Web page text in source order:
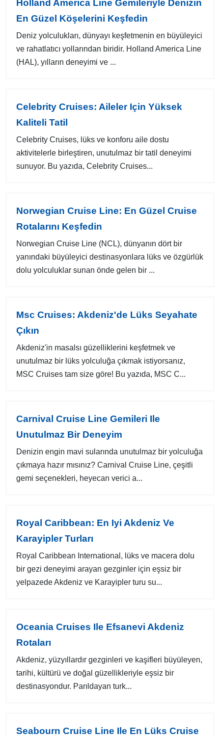
Holland America Line Gemileriyle Denizin
En Güzel Köşelerini Keşfedin
Deniz yolculukları, dünyayı keşfetmenin en büyüleyici
ve rahatlatıcı yollarından biridir. Holland America Line
(HAL), yılların deneyimi ve ...
Celebrity Cruises: Aileler Için Yüksek
Kaliteli Tatil
Celebrity Cruises, lüks ve konforu aile dostu
aktivitelerle birleştiren, unutulmaz bir tatil deneyimi
sunuyor. Bu yazıda, Celebrity Cruises...
Norwegian Cruise Line: En Güzel Cruise
Rotalarını Keşfedin
Norwegian Cruise Line (NCL), dünyanın dört bir
yanındaki büyüleyici destinasyonlara lüks ve özgürlük
dolu yolculuklar sunan önde gelen bir ...
Msc Cruises: Akdeniz'de Lüks Seyahate
Çıkın
Akdeniz'in masalsı güzelliklerini keşfetmek ve
unutulmaz bir lüks yolculuğa çıkmak istiyorsanız,
MSC Cruises tam size göre! Bu yazıda, MSC C...
Carnival Cruise Line Gemileri Ile
Unutulmaz Bir Deneyim
Denizin engin mavi sularında unutulmaz bir yolculuğa
çıkmaya hazır mısınız? Carnival Cruise Line, çeşitli
gemi seçenekleri, heyecan verici a...
Royal Caribbean: En Iyi Akdeniz Ve
Karayipler Turları
Royal Caribbean International, lüks ve macera dolu
bir gezi deneyimi arayan gezginler için eşsiz bir
yelpazede Akdeniz ve Karayipler turu su...
Oceania Cruises Ile Efsanevi Akdeniz
Rotaları
Akdeniz, yüzyıllardır gezginleri ve kaşifleri büyüleyen,
tarihi, kültürü ve doğal güzellikleriyle eşsiz bir
destinasyondur. Parıldayan turk...
Seabourn Cruise Line Ile En Lüks Cruise